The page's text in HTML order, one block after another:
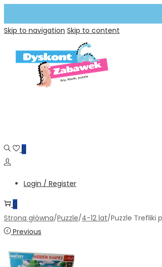
Skip to navigation Skip to content
0
Login / Register
0
Strona główna/Puzzle/4-12 lat/Puzzle Trefliki
Previous